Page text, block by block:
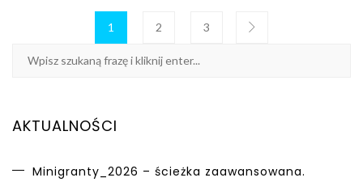
1 2 3
AKTUALNOŚCI
Minigranty_2026 – ścieżka zaawansowana.